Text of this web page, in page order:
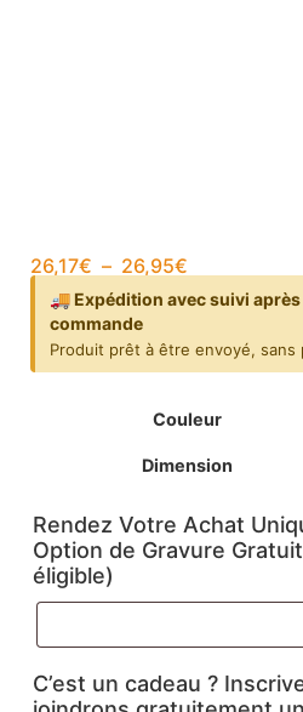
26,17€ – 26,95€
🚚 Expédition avec suivi
commande
Produit prêt à être envoyé, sans
Couleur
Dimension
Rendez Votre Achat
Option de Gravure
éligible)
C’est un cadeau ?